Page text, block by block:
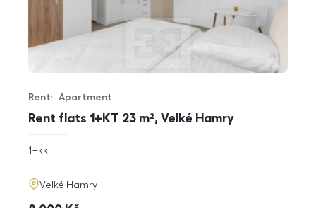
Rent flats 1+KT 23 m², Velké Hamry
Offer type
Rent
Property type
Apartment
rozměry
1+kk
adresa
Velké Hamry